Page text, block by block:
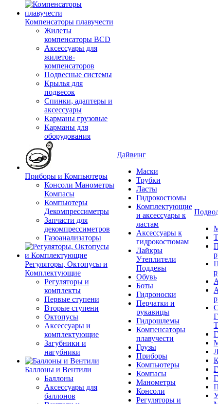
Компенсаторы плавучести
Жилеты
компенсаторы BCD
Аксессуары для
жилетов-
компенсаторов
Подвесные системы
Крылья для
подвесок
Спинки, адаптеры и
аксессуары
Карманы грузовые
Карманы для
оборудования
Приборы и Компьютеры
Консоли Манометры
Компасы
Компьютеры
Декомпрессиметры
Запчасти для
декомпрессиметров
Газоанализаторы
Регуляторы, Октопусы и
Комплектующие
Регуляторы и
комплекты
Первые ступени
Вторые ступени
Октопусы
Аксессуары и
комплектующие
Загубники и
нагубники
Баллоны и Вентили
Баллоны
Аксессуары для
баллонов
Дайвинг
Маски
Трубки
Ласты
Гидрокостюмы
Комплектующие
и аксессуары к
ластам
Аксессуары к
гидрокостюмам
Лайкры
Утеплители
Поддевы
Обувь
Боты
Гидроноски
Перчатки и
рукавицы
Гидрошлемы
Компенсаторы
плавучести
Грузы
Приборы
Компьютеры
Компасы
Манометры
Консоли
Регуляторы и